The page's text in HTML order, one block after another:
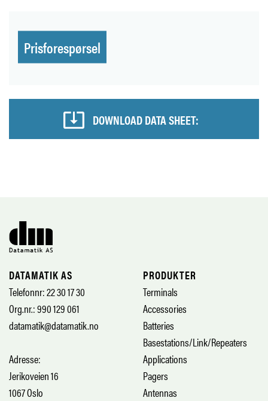
Prisforespørsel
DOWNLOAD DATA SHEET:
DATAMATIK AS
Telefonnr: 22 30 17 30
Org.nr.: 990 129 061
datamatik@datamatik.no
Adresse:
Jerikoveien 16
1067 Oslo
PRODUKTER
Terminals
Accessories
Batteries
Basestations/Link/Repeaters
Applications
Pagers
Antennas